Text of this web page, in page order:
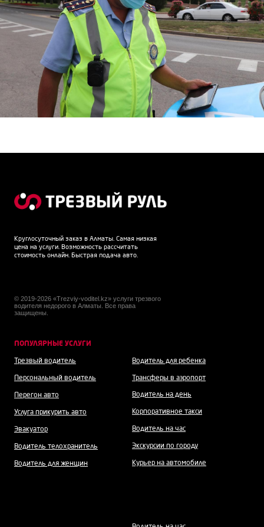
Круглосуточный заказ в Алматы. Самая низкая
цена на услуги. Возможность рассчитать
стоимость онлайн. Быстрая подача авто.
© 2019-2026 «Trezviy-voditel.kz» услуги трезвого
водителя недорого в Алматы. Все права
защищены.
ПОПУЛЯРНЫЕ УСЛУГИ
Трезвый водитель
Персональный водитель
Перегон авто
Услуга прикурить авто
Эвакуатор
Водитель телохранитель
Водитель для женщин
Водитель для ребенка
Трансферы в аэропорт
Водитель на день
Корпоративное такси
Водитель на час
Экскурсии по городу
Курьер на автомобиле